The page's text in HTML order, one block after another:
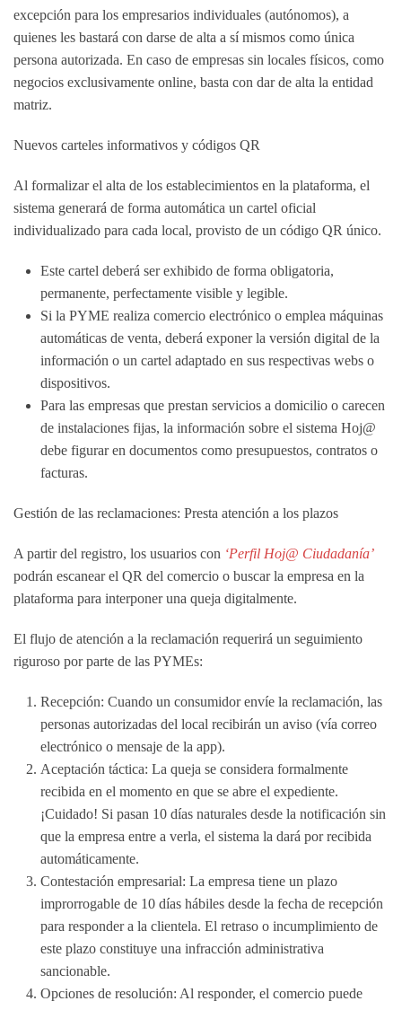
excepción para los empresarios individuales (autónomos), a
quienes les bastará con darse de alta a sí mismos como única
persona autorizada. En caso de empresas sin locales físicos, como
negocios exclusivamente online, basta con dar de alta la entidad
matriz.
Nuevos carteles informativos y códigos QR
Al formalizar el alta de los establecimientos en la plataforma, el
sistema generará de forma automática un cartel oficial
individualizado para cada local, provisto de un código QR único.
Este cartel deberá ser exhibido de forma obligatoria,
permanente, perfectamente visible y legible.
Si la PYME realiza comercio electrónico o emplea máquinas
automáticas de venta, deberá exponer la versión digital de la
información o un cartel adaptado en sus respectivas webs o
dispositivos.
Para las empresas que prestan servicios a domicilio o carecen
de instalaciones fijas, la información sobre el sistema Hoj@
debe figurar en documentos como presupuestos, contratos o
facturas.
Gestión de las reclamaciones: Presta atención a los plazos
A partir del registro, los usuarios con ‘Perfil Hoj@ Ciudadanía’
podrán escanear el QR del comercio o buscar la empresa en la
plataforma para interponer una queja digitalmente.
El flujo de atención a la reclamación requerirá un seguimiento
riguroso por parte de las PYMEs:
Recepción: Cuando un consumidor envíe la reclamación, las
personas autorizadas del local recibirán un aviso (vía correo
electrónico o mensaje de la app).
Aceptación táctica: La queja se considera formalmente
recibida en el momento en que se abre el expediente.
¡Cuidado! Si pasan 10 días naturales desde la notificación sin
que la empresa entre a verla, el sistema la dará por recibida
automáticamente.
Contestación empresarial: La empresa tiene un plazo
improrrogable de 10 días hábiles desde la fecha de recepción
para responder a la clientela. El retraso o incumplimiento de
este plazo constituye una infracción administrativa
sancionable.
Opciones de resolución: Al responder, el comercio puede